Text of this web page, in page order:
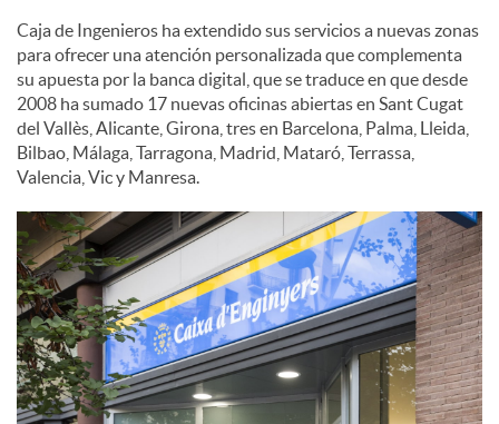
Caja de Ingenieros ha extendido sus servicios a nuevas zonas
para ofrecer una atención personalizada que complementa
su apuesta por la banca digital, que se traduce en que desde
2008 ha sumado 17 nuevas oficinas abiertas en Sant Cugat
del Vallès, Alicante, Girona, tres en Barcelona, Palma, Lleida,
Bilbao, Málaga, Tarragona, Madrid, Mataró, Terrassa,
Valencia, Vic y Manresa.